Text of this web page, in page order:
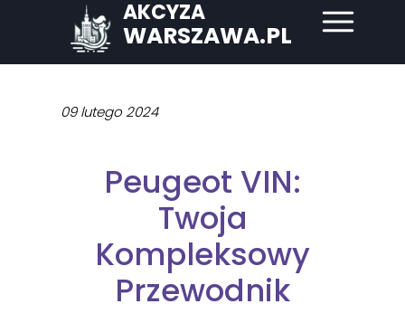
AKCYZA
WARSZAWA.PL
09 lutego 2024
Peugeot VIN:
Twoja
Kompleksowy
Przewodnik